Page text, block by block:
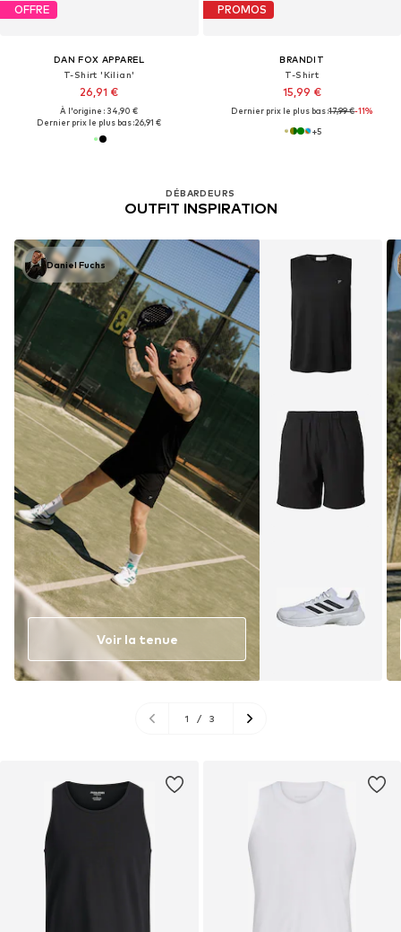
OFFRE
DAN FOX APPAREL
T-Shirt 'Kilian'
26,91 €
À l'origine : 34,90 €
Dernier prix le plus bas :26,91 €
PROMOS
BRANDIT
T-Shirt
15,99 €
Dernier prix le plus bas :17,99 €-11%
+5
DÉBARDEURS
OUTFIT INSPIRATION
Daniel Fuchs
Voir la tenue
1 / 3